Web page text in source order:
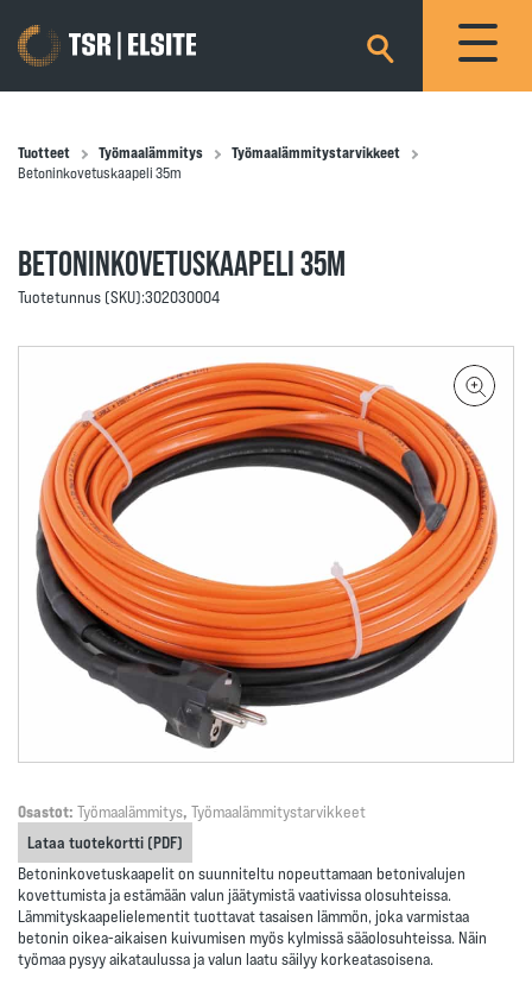
×
Tuotteet Työmaalämmitys
Työmaalämmitystarvikkeet
Betoninkovetuskaapeli 35m
BETONINKOVETUSKAAPELI 35M
Tuotetunnus (SKU):302030004
Betoninkovetuskaapelit on suunniteltu nopeuttamaan betonivalujen
kovettumista ja estämään valun jäätymistä vaativissa olosuhteissa.
Lämmityskaapelielementit tuottavat tasaisen lämmön, joka varmistaa
betonin oikea-aikaisen kuivumisen myös kylmissä sääolosuhteissa. Näin
työmaa pysyy aikataulussa ja valun laatu säilyy korkeatasoisena.
Osastot: Työmaalämmitys, Työmaalämmitystarvikkeet
Lataa tuotekortti (PDF)